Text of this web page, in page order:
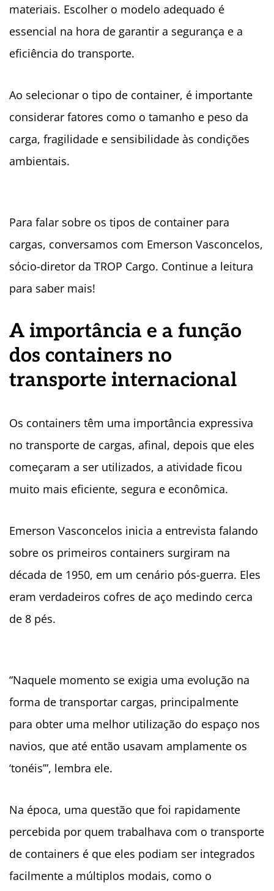
materiais. Escolher o modelo adequado é
essencial na hora de garantir a segurança e a
eficiência do transporte.
Ao selecionar o tipo de container, é importante
considerar fatores como o tamanho e peso da
carga, fragilidade e sensibilidade às condições
ambientais.
Para falar sobre os tipos de container para
cargas, conversamos com Emerson Vasconcelos,
sócio-diretor da TROP Cargo. Continue a leitura
para saber mais!
A importância e a função
dos containers no
transporte internacional
Os containers têm uma importância expressiva
no transporte de cargas, afinal, depois que eles
começaram a ser utilizados, a atividade ficou
muito mais eficiente, segura e econômica.
Emerson Vasconcelos inicia a entrevista falando
sobre os primeiros containers surgiram na
década de 1950, em um cenário pós-guerra. Eles
eram verdadeiros cofres de aço medindo cerca
de 8 pés.
“Naquele momento se exigia uma evolução na
forma de transportar cargas, principalmente
para obter uma melhor utilização do espaço nos
navios, que até então usavam amplamente os
‘tonéis’”, lembra ele.
Na época, uma questão que foi rapidamente
percebida por quem trabalhava com o transporte
de containers é que eles podiam ser integrados
facilmente a múltiplos modais, como o